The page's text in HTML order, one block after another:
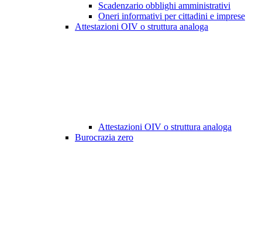
Scadenzario obblighi amministrativi
Oneri informativi per cittadini e imprese
Attestazioni OIV o struttura analoga
Attestazioni OIV o struttura analoga
Burocrazia zero